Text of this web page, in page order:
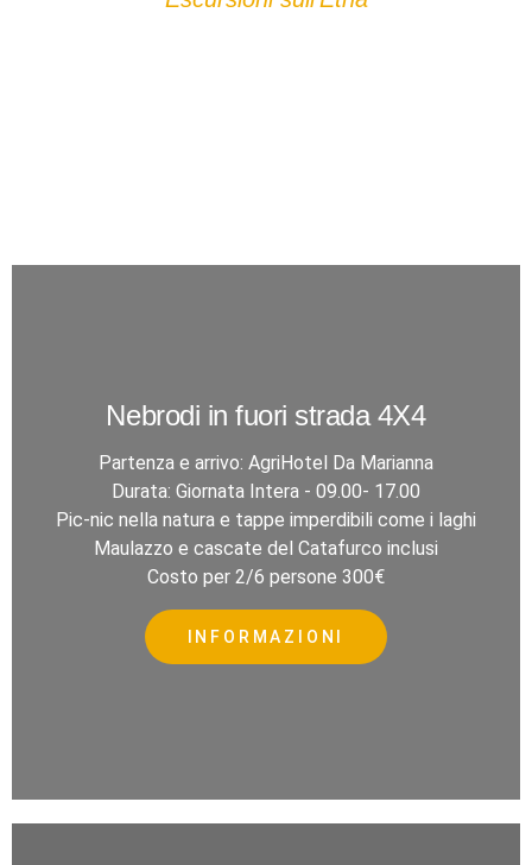
Nebrodi in fuori strada 4X4
Partenza e arrivo: AgriHotel Da Marianna
Durata: Giornata Intera - 09.00- 17.00
Pic-nic nella natura e tappe imperdibili come i laghi
Maulazzo e cascate del Catafurco inclusi
Costo per 2/6 persone 300€
INFORMAZIONI